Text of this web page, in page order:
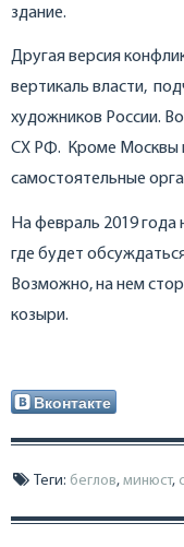
здание.
Другая версия
вертикаль власти,
художников России.
СХ РФ. Кроме Москвы
самостоятельные
На февраль 2019
где будет
Возможно, на нем
козыри.
Вконтакте
Теги: беглов, минюст,